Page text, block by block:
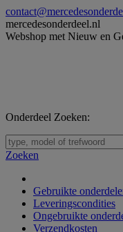
Skip
to
content
mercedesonderdeel.nl
Webshop met Nieuw en
Onderdeel Zoeken:
Zoeken:
Zoeken
Gebruikte
Leveringscondities
Ongebruikte
Verzendkosten